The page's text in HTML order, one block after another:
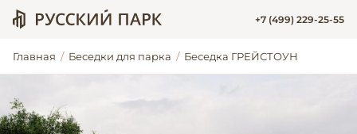
+7 (499) 229-25-55
Главная Беседки для парка Беседка ГРЕЙСТОУН